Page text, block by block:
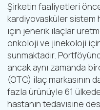
Şirketin faaliyetleri
kardiyovasküler sistem
için jenerik ilaçlar
onkoloji ve jinekoloji
sunmaktadır.
ancak aynı zamanda
(OTC) ilaç markasının
fazla ürünüyle 61
hastanın tedavisine